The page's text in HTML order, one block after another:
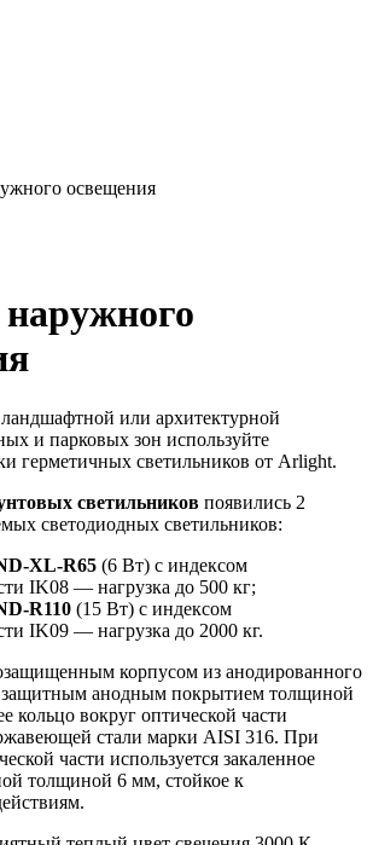
освещения
или архитектурной
и парковых зон используйте
герметичных светильников от Arlight.
светильников появились 2
светодиодных светильников:
XL-R65 (6 Вт) с индексом
IK08 — нагрузка до 500 кг;
R110 (15 Вт) с индексом
IK09 — нагрузка до 2000 кг.
корпусом из анодированного
анодным покрытием толщиной
кольцо вокруг оптической части
стали марки AISI 316. При
части используется закаленное
толщиной 6 мм, стойкое к